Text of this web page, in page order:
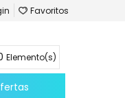
Favoritos
Elemento(s)